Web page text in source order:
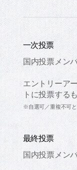
一次投票
国内投票メン
エントリーア
トに投票する
※自選可／重複不可と
最終投票
国内投票メン